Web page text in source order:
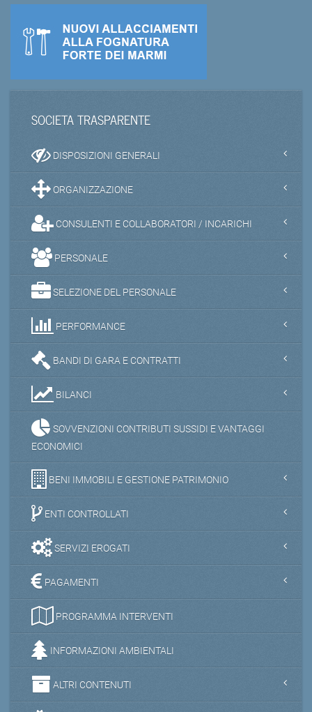
SOCIETA TRASPARENTE
DISPOSIZIONI GENERALI
ORGANIZZAZIONE
CONSULENTI E COLLABORATORI / INCARICHI
PERSONALE
SELEZIONE DEL PERSONALE
PERFORMANCE
BANDI DI GARA E CONTRATTI
BILANCI
SOVVENZIONI CONTRIBUTI SUSSIDI E VANTAGGI
ECONOMICI
BENI IMMOBILI E GESTIONE PATRIMONIO
ENTI CONTROLLATI
SERVIZI EROGATI
PAGAMENTI
PROGRAMMA INTERVENTI
INFORMAZIONI AMBIENTALI
ALTRI CONTENUTI